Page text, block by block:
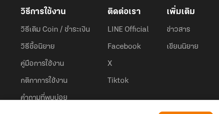
วิธีการใช้งาน
วิธีเติม Coin / ชำระเงิน
วิธีซื้อนิยาย
คู่มือการใช้งาน
กติกาการใช้งาน
คำถามที่พบบ่อย
ติดต่อเรา
LINE Official
Facebook
X
Tiktok
เพิ่มเติม
ข่าวสาร
เขียนนิยาย